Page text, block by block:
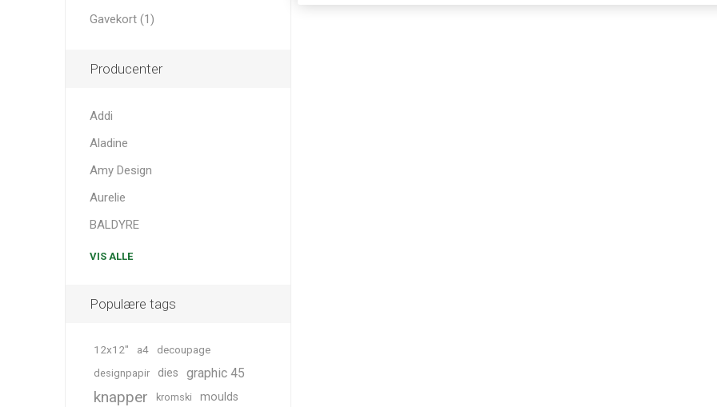
Gavekort (1)
Producenter
Addi
Aladine
Amy Design
Aurelie
BALDYRE
VIS ALLE
Populære tags
12x12" a4 decoupage
designpapir dies graphic 45
knapper kromski
moulds